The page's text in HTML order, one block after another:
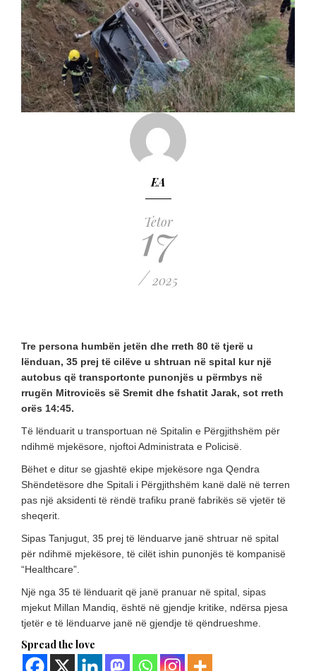
EA
Tetor
17
/ 2025
Tre persona humbën jetën dhe rreth 80 të tjerë u
lënduan, 35 prej të cilëve u shtruan në spital kur një
autobus që transportonte punonjës u përmbys në
rrugën Mitrovicës së Sremit dhe fshatit Jarak, sot rreth
orës 14:45.
Të lënduarit u transportuan në Spitalin e Përgjithshëm për
ndihmë mjekësore, njoftoi Administrata e Policisë.
Bëhet e ditur se gjashtë ekipe mjekësore nga Qendra
Shëndetësore dhe Spitali i Përgjithshëm kanë dalë në terren
pas një aksidenti të rëndë trafiku pranë fabrikës së vjetër të
sheqerit.
Sipas Tanjugut, 35 prej të lënduarve janë shtruar në spital
për ndihmë mjekësore, të cilët ishin punonjës të kompanisë
“Healthcare”.
Një nga 35 të lënduarit që janë pranuar në spital, sipas
mjekut Millan Mandiq, është në gjendje kritike, ndërsa pjesa
tjetër e të lënduarve janë në gjendje të qëndrueshme.
Spread the love